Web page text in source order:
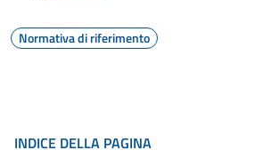
Normativa di riferimento
INDICE DELLA PAGINA